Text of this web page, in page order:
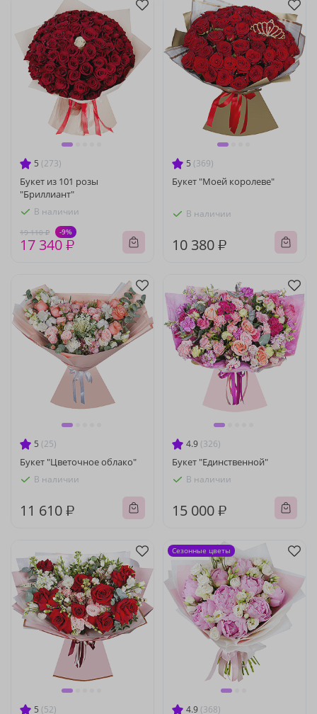
5 (273)
Букет из 101 розы
"Бриллиант"
В наличии
19 110 ₽ -9%
17 340 ₽
5 (369)
Букет "Моей королеве"
В наличии
10 380 ₽
5 (25)
Букет "Цветочное облако"
В наличии
11 610 ₽
4.9 (326)
Букет "Единственной"
В наличии
15 000 ₽
5 (52) 4.9 (368)
Сезонные цветы